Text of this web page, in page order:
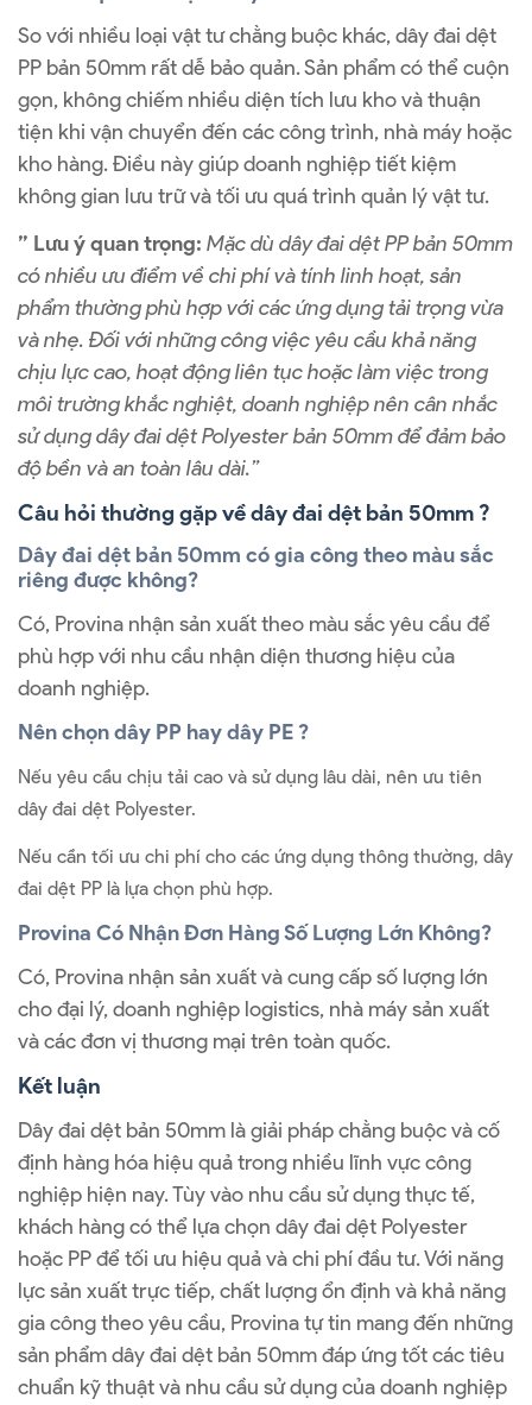
So với nhiều loại vật tư chằng buộc khác, dây đai dệt
PP bản 50mm rất dễ bảo quản. Sản phẩm có thể cuộn
gọn, không chiếm nhiều diện tích lưu kho và thuận
tiện khi vận chuyển đến các công trình, nhà máy hoặc
kho hàng. Điều này giúp doanh nghiệp tiết kiệm
không gian lưu trữ và tối ưu quá trình quản lý vật tư.
” Lưu ý quan trọng: Mặc dù dây đai dệt PP bản 50mm
có nhiều ưu điểm về chi phí và tính linh hoạt, sản
phẩm thường phù hợp với các ứng dụng tải trọng vừa
và nhẹ. Đối với những công việc yêu cầu khả năng
chịu lực cao, hoạt động liên tục hoặc làm việc trong
môi trường khắc nghiệt, doanh nghiệp nên cân nhắc
sử dụng dây đai dệt Polyester bản 50mm để đảm bảo
độ bền và an toàn lâu dài.”
Câu hỏi thường gặp về dây đai dệt bản 50mm ?
Dây đai dệt bản 50mm có gia công theo màu sắc
riêng được không?
Có, Provina nhận sản xuất theo màu sắc yêu cầu để
phù hợp với nhu cầu nhận diện thương hiệu của
doanh nghiệp.
Nên chọn dây PP hay dây PE ?
Nếu yêu cầu chịu tải cao và sử dụng lâu dài, nên ưu tiên
dây đai dệt Polyester.
Nếu cần tối ưu chi phí cho các ứng dụng thông thường, dây
đai dệt PP là lựa chọn phù hợp.
Provina Có Nhận Đơn Hàng Số Lượng Lớn Không?
Có, Provina nhận sản xuất và cung cấp số lượng lớn
cho đại lý, doanh nghiệp logistics, nhà máy sản xuất
và các đơn vị thương mại trên toàn quốc.
Kết luận
Dây đai dệt bản 50mm là giải pháp chằng buộc và cố
định hàng hóa hiệu quả trong nhiều lĩnh vực công
nghiệp hiện nay. Tùy vào nhu cầu sử dụng thực tế,
khách hàng có thể lựa chọn dây đai dệt Polyester
hoặc PP để tối ưu hiệu quả và chi phí đầu tư. Với năng
lực sản xuất trực tiếp, chất lượng ổn định và khả năng
gia công theo yêu cầu, Provina tự tin mang đến những
sản phẩm dây đai dệt bản 50mm đáp ứng tốt các tiêu
chuẩn kỹ thuật và nhu cầu sử dụng của doanh nghiệp